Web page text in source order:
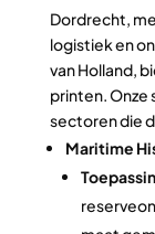
Dordrecht,
logistiek en
van Holland,
printen. Onze
sectoren die
Maritime